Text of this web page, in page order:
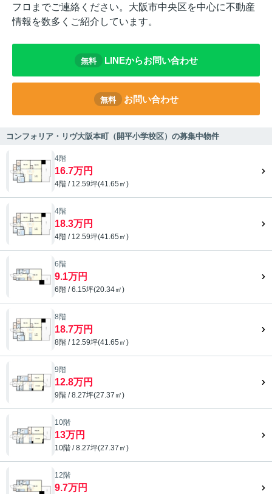
フロまでご連絡ください。大阪市中央区を中心に不動産
情報を数多くご紹介しています。
無料 LINEからお問い合わせ
無料 お問い合わせ
コンフォリア・リヴ大阪本町（開平小学校区）の募集中物件
4階
16.7万円
4階 / 12.59坪(41.65㎡)
4階
18.3万円
4階 / 12.59坪(41.65㎡)
6階
9.1万円
6階 / 6.15坪(20.34㎡)
8階
18.7万円
8階 / 12.59坪(41.65㎡)
9階
12.8万円
9階 / 8.27坪(27.37㎡)
10階
13万円
10階 / 8.27坪(27.37㎡)
12階
9.7万円